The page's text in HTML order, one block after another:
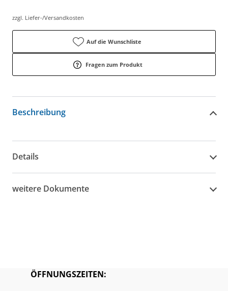
zzgl. Liefer-/Versandkosten
Auf die Wunschliste
Fragen zum Produkt
Beschreibung
Details
weitere Dokumente
ÖFFNUNGSZEITEN: